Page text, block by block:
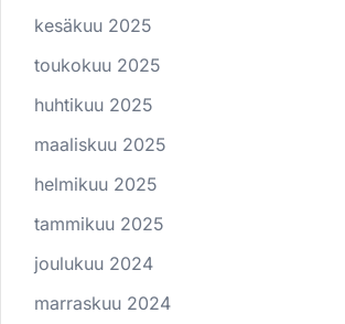
kesäkuu 2025
toukokuu 2025
huhtikuu 2025
maaliskuu 2025
helmikuu 2025
tammikuu 2025
joulukuu 2024
marraskuu 2024